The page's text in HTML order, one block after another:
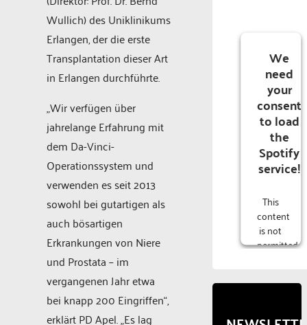
Wullich) des Uniklinikums
Erlangen, der die erste
Transplantation dieser Art
in Erlangen durchführte.
„Wir verfügen über
jahrelange Erfahrung mit
dem Da-Vinci-
Operationssystem und
verwenden es seit 2013
sowohl bei gutartigen als
auch bösartigen
Erkrankungen von Niere
und Prostata – im
vergangenen Jahr etwa
bei knapp 200 Eingriffen“,
erklärt PD Apel. „Es lag
We
need
your
consent
to load
the
Spotify
service!
This
content
is not
permitted
due to
that